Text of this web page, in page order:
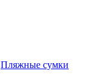
Пляжные сумки